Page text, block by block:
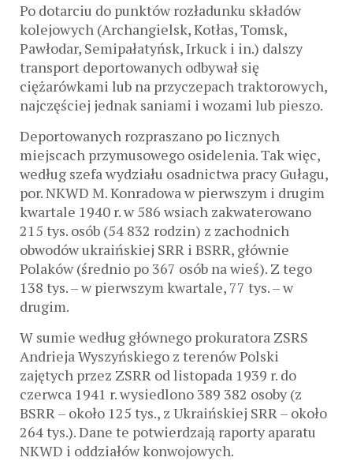
Po dotarciu do punktów rozładunku składów
kolejowych (Archangielsk, Kotłas, Tomsk,
Pawłodar, Semipałatyńsk, Irkuck i in.) dalszy
transport deportowanych odbywał się
ciężarówkami lub na przyczepach traktorowych,
najczęściej jednak saniami i wozami lub pieszo.
Deportowanych rozpraszano po licznych
miejscach przymusowego osidelenia. Tak więc,
według szefa wydziału osadnictwa pracy Gułagu,
por. NKWD M. Konradowa w pierwszym i drugim
kwartale 1940 r. w 586 wsiach zakwaterowano
215 tys. osób (54 832 rodzin) z zachodnich
obwodów ukraińskiej SRR i BSRR, głównie
Polaków (średnio po 367 osób na wieś). Z tego
138 tys. – w pierwszym kwartale, 77 tys. – w
drugim.
W sumie według głównego prokuratora ZSRS
Andrieja Wyszyńskiego z terenów Polski
zajętych przez ZSRR od listopada 1939 r. do
czerwca 1941 r. wysiedlono 389 382 osoby (z
BSRR – około 125 tys., z Ukraińskiej SRR – około
264 tys.). Dane te potwierdzają raporty aparatu
NKWD i oddziałów konwojowych.